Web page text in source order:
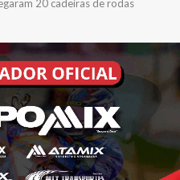
20 cadeiras de rodas